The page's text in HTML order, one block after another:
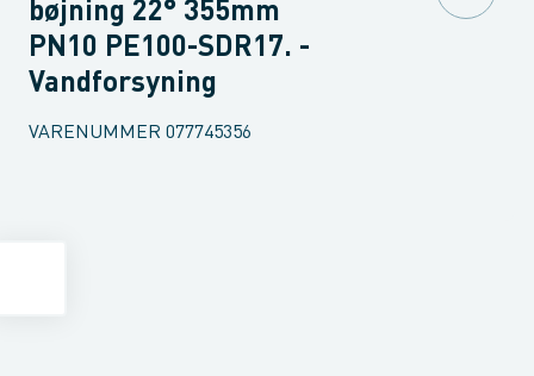
bøjning 22° 355mm
PN10 PE100-SDR17. -
Vandforsyning
VARENUMMER 077745356